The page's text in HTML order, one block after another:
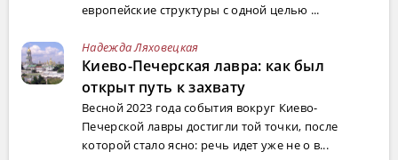
европейские структуры с одной целью ...
Надежда Ляховецкая
Киево-Печерская лавра: как был
открыт путь к захвату
Весной 2023 года события вокруг Киево-
Печерской лавры достигли той точки, после
которой стало ясно: речь идет уже не о в...